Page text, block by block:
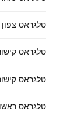
טלגראס צפון
טלגראס
טלגראס
טלגראס